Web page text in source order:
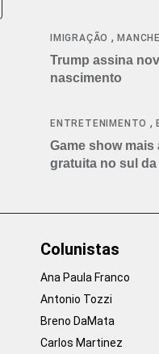
IMIGRAÇÃO ,
Trump assina
nascimento
ENTRETENIMENTO ,
Game show mais
gratuita no sul
Colunistas
Ana Paula Franco
Antonio Tozzi
Breno DaMata
Carlos Martinez